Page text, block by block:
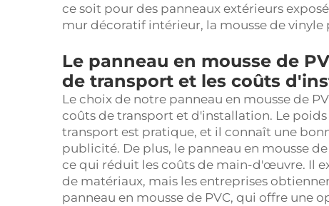
ce soit pour des panneaux extérieurs
mur décoratif intérieur, la mousse de
Le panneau en mousse de
de transport et les coûts
Le choix de notre panneau en mousse de
coûts de transport et d'installation. Le poids
transport est pratique, et il connaît une
publicité. De plus, le panneau en mousse
ce qui réduit les coûts de main-d'œuvre. Il
de matériaux, mais les entreprises
panneau en mousse de PVC, qui offre une